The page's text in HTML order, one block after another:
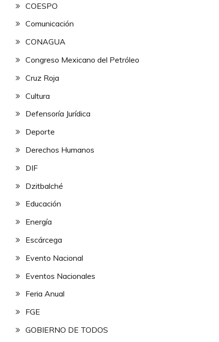
COESPO
Comunicación
CONAGUA
Congreso Mexicano del Petróleo
Cruz Roja
Cultura
Defensoría Jurídica
Deporte
Derechos Humanos
DIF
Dzitbalché
Educación
Energía
Escárcega
Evento Nacional
Eventos Nacionales
Feria Anual
FGE
GOBIERNO DE TODOS